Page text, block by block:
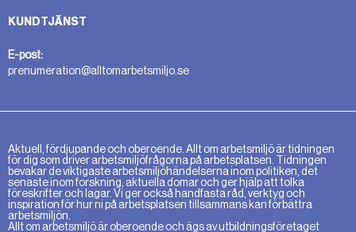
KUNDTJÄNST
E-post:
prenumeration@alltomarbetsmiljo.se
Aktuell, fördjupande och oberoende. Allt om arbetsmiljö är tidningen
för dig som driver arbetsmiljöfrågorna på arbetsplatsen. Tidningen
bevakar de viktigaste arbetsmiljöhändelserna inom politiken, det
senaste inom forskning, aktuella domar och ger hjälp att tolka
föreskrifter och lagar. Vi ger också handfasta råd, verktyg och
inspiration för hur ni på arbetsplatsen tillsammans kan förbättra
arbetsmiljön.
Allt om arbetsmiljö är oberoende och ägs av utbildningsföretaget